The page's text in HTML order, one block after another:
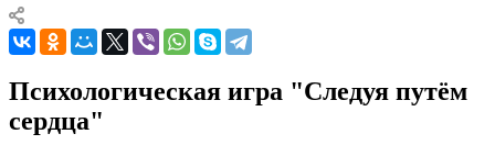
Психологическая игра "Следуя путём
сердца"